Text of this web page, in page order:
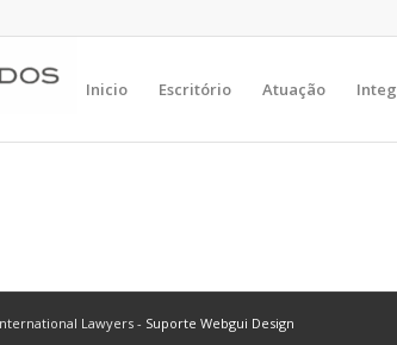
Inicio Escritório Atuação
Lawyers - Suporte Webgui Design